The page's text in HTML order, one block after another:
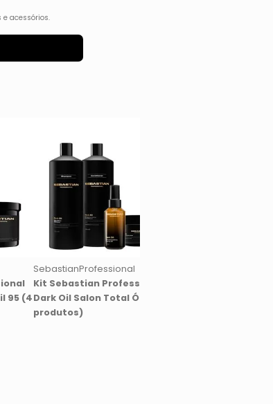
acessórios.
95 (4
SebastianProfessional
Kit Sebastian Professional
Dark Oil Salon Total Óleo (4
produtos)